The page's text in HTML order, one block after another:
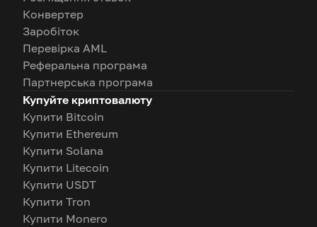
Конвертер
Заробіток
Перевірка AML
Реферальна програма
Партнерська програма
Купуйте криптовалюту
Купити Bitcoin
Купити Ethereum
Купити Solana
Купити Litecoin
Купити USDT
Купити Tron
Купити Monero